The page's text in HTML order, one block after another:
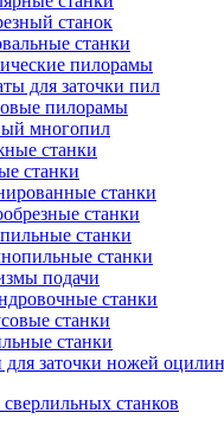
станок
станки
пилорамы
для заточки пил
пилорамы
многопил
станки
станки
станки
станки
станки
станки
подачи
станки
станки
станки
заточки ножей
сверлильных станков